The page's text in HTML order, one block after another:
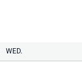
WED.